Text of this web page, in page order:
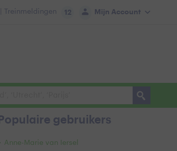
Mijn Account
| Treinmeldingen 12
Populaire gebruikers
Anne-Marie van Iersel